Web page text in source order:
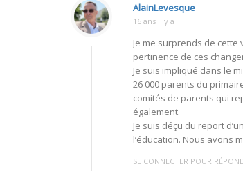
AlainLevesque
16 ans Il y a
Je me surprends de
pertinence de ces
Je suis impliqué dans le
26 000 parents du
comités de parents qui
également.
Je suis déçu du report
l’éducation. Nous avons
SE CONNECTER POUR